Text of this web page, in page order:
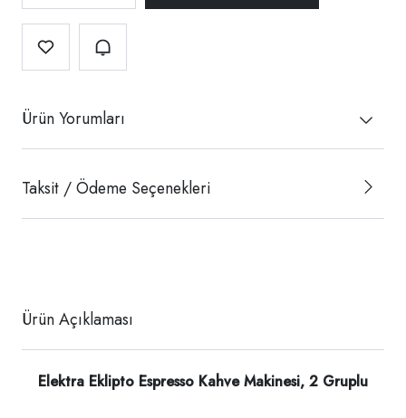
Ürün Yorumları
Taksit / Ödeme Seçenekleri
Ürün Açıklaması
Elektra Eklipto Espresso Kahve Makinesi, 2 Gruplu